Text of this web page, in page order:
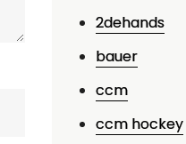
2dehands
bauer
ccm
ccm hockey